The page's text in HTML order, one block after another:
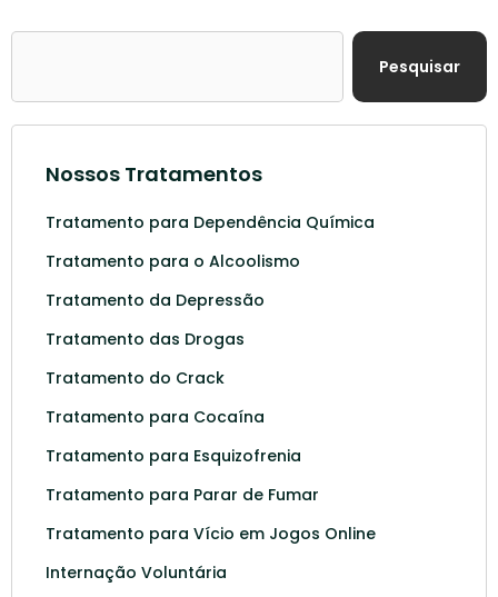
Pesquisar
Nossos Tratamentos
Tratamento para Dependência Química
Tratamento para o Alcoolismo
Tratamento da Depressão
Tratamento das Drogas
Tratamento do Crack
Tratamento para Cocaína
Tratamento para Esquizofrenia
Tratamento para Parar de Fumar
Tratamento para Vício em Jogos Online
Internação Voluntária